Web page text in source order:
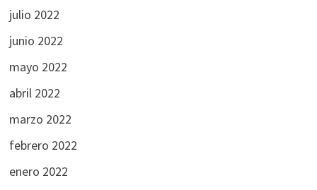
julio 2022
junio 2022
mayo 2022
abril 2022
marzo 2022
febrero 2022
enero 2022